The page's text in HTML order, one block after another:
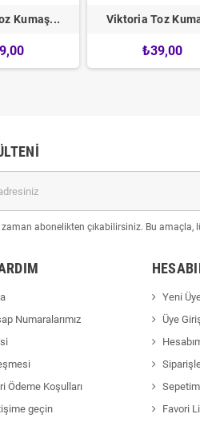
Kumaş... Viktoria Toz
₺39,00
abonelikten çıkabilirsiniz. Bu
Numaralarımız
Ödeme Koşulları
geçin
Yeni
Üye
Sepetim
Favori